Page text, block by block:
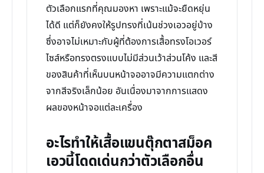
ตัวเลือกแรกที่คุณมองหา เพราะแม้จะยืดหยุ่น
ได้ดี แต่ก็ยังคงให้รูปทรงที่เน้นช่วงเอวอยู่บ้าง
ซึ่งอาจไม่เหมาะกับผู้ที่ต้องการเสื้อทรงโอเวอร์
ไซส์หรือทรงตรงแบบไม่มีส่วนเว้าส่วนโค้ง และสี
ของสินค้าที่เห็นบนหน้าจออาจมีความแตกต่าง
จากสีจริงเล็กน้อย อันเนื่องมาจากการแสดง
ผลของหน้าจอแต่ละเครื่อง
อะไรทำให้เสื้อแขนตุ๊กตาสม็อค
เอวนี้โดดเด่นกว่าตัวเลือกอื่น